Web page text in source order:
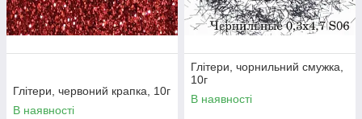
Глітери, червоний крапка, 10г
В наявності
Глітери, чорнильний смужка,
10г
В наявності